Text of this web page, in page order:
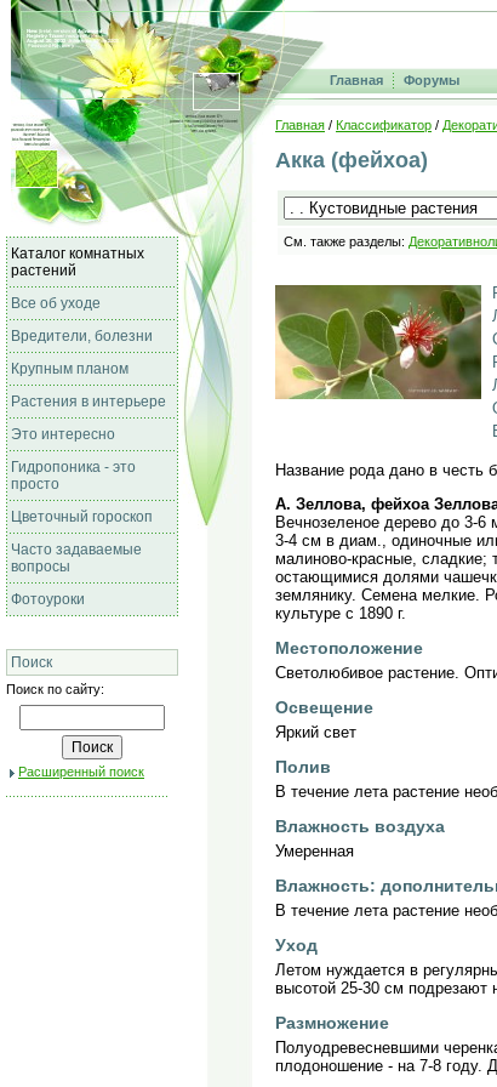
Главная Форумы
Каталог комнатных
растений
Все об уходе
Вредители, болезни
Крупным планом
Растения в интерьере
Это интересно
Гидропоника - это
просто
Цветочный гороскоп
Часто задаваемые
вопросы
Фотоуроки
Поиск
Поиск по сайту:
Расширенный поиск
Главная / Классификатор /
Акка (фейхоа)
См. также разделы:
Название рода дано в честь
А. Зеллова, фейхоа
Вечнозеленое дерево до 3-6
3-4 см в диам., одиночные
малиново-красные, сладкие;
остающимися долями
землянику. Семена мелкие.
культуре с 1890 г.
Местоположение
Светолюбивое растение.
Освещение
Яркий свет
Полив
В течение лета растение
Влажность воздуха
Умеренная
Влажность:
В течение лета растение
Уход
Летом нуждается в
высотой 25-30 см подрезают
Размножение
Полуодревесневшими
плодоношение - на 7-8 году.